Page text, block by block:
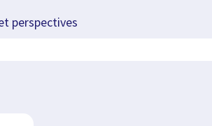
perspectives